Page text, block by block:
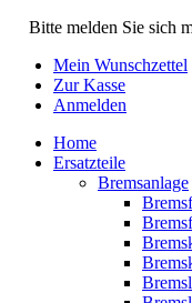
Bitte melden Sie sich
Mein Wunschzettel
Zur Kasse
Anmelden
Home
Ersatzteile
Bremsanlage